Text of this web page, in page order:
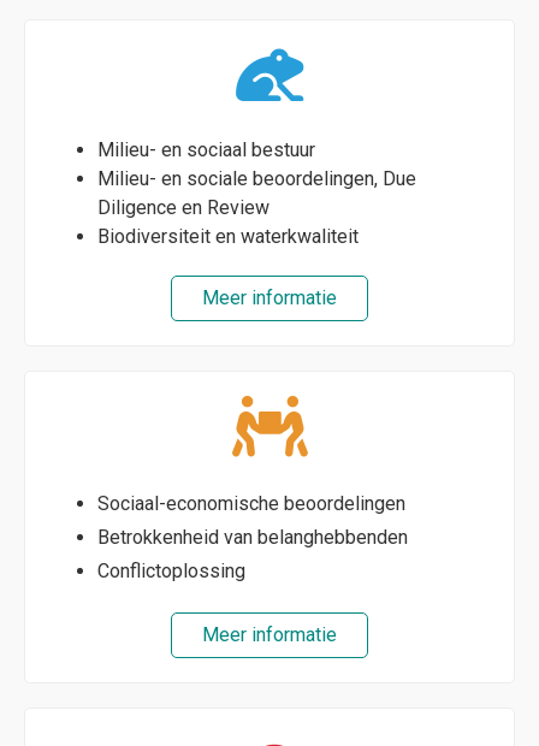
Milieu- en sociaal bestuur
Milieu- en sociale beoordelingen, Due
Diligence en Review
Biodiversiteit en waterkwaliteit
Meer informatie
Sociaal-economische beoordelingen
Betrokkenheid van belanghebbenden
Conflictoplossing
Meer informatie